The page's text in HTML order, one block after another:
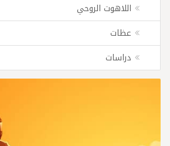
اللاهوت الروحي
عظات
دراسات